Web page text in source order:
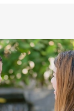
孩子一起長
父親的不同